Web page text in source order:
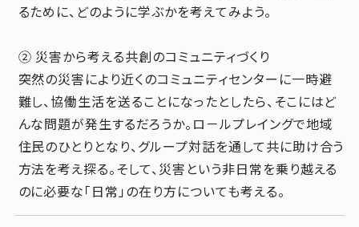
るために、どのように学ぶかを考えてみよう。
② 災害から考える共創のコミュニティづくり
突然の災害により近くのコミュニティセンターに一時避
難し、協働生活を送ることになったとしたら、そこにはど
んな問題が発生するだろうか。ロ－ルプレイングで地域
住民のひとりとなり、グループ対話を通して共に助け合う
方法を考え探る。そして、災害という非日常を乗り越える
のに必要な「日常」の在り方についても考える。